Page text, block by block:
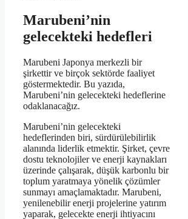
Marubeni’nin
gelecekteki hedefleri
Marubeni Japonya merkezli bir
şirkettir ve birçok sektörde faaliyet
göstermektedir. Bu yazıda,
Marubeni’nin gelecekteki hedeflerine
odaklanacağız.
Marubeni’nin gelecekteki
hedeflerinden biri, sürdürülebilirlik
alanında liderlik etmektir. Şirket, çevre
dostu teknolojiler ve enerji kaynakları
üzerinde çalışarak, düşük karbonlu bir
toplum yaratmaya yönelik çözümler
sunmayı amaçlamaktadır. Marubeni,
yenilenebilir enerji projelerine yatırım
yaparak, gelecekte enerji ihtiyacını